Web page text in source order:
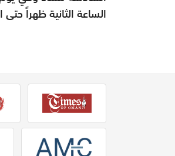
الساعة الثانية ظهراً